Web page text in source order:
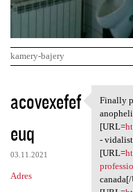
kamery-bajery
K
o
m
e
n
acovexefef
euq
03.11.2021
Adres
Finally
Finally
[URL=
-
[URL=